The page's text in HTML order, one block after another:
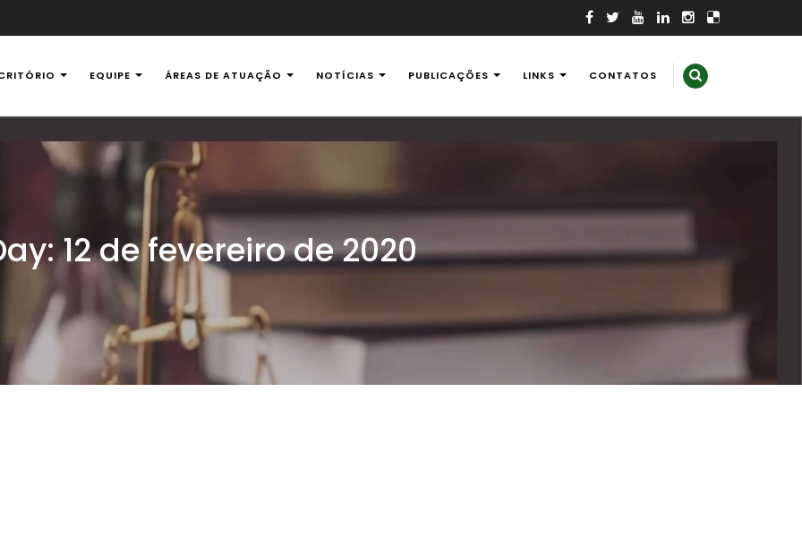
Ambiental
EQUIPE ÁREAS DE ATUAÇÃO NOTÍCIAS PUBLICAÇÕES LINKS CONTATOS
12 de fevereiro de 2020